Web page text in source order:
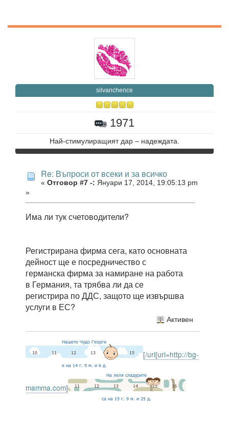
silvanchence
1971
Най-стимулиращият дар – надеждата.
Re: Въпроси от всеки и за всичко
« Отговор #7 -: Януари 17, 2014, 19:05:13 pm
»
Има ли тук счетоводители?
Регистрирана фирма сега, като основната
дейност ще е посредничество с
германска фирма за намиране на работа
в Германия, та трябва ли да се
регистрира по ДДС, защото ще извършва
услуги в ЕС?
Активен
[/url[url=http://bg-
mamma.com]